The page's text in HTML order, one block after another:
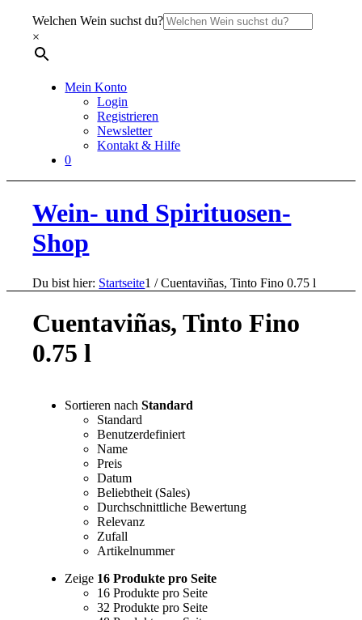
Welchen Wein suchst du?
×
Mein Konto
Login
Registrieren
Newsletter
Kontakt & Hilfe
0
Wein- und Spirituosen-
Shop
Du bist hier: Startseite1 / Cuentaviñas, Tinto Fino 0.75 l
Cuentaviñas, Tinto Fino
0.75 l
Sortieren nachStandard
Standard
Benutzerdefiniert
Name
Preis
Datum
Beliebtheit (Sales)
Durchschnittliche Bewertung
Relevanz
Zufall
Artikelnummer
Zeige 16 Produkte pro Seite
16 Produkte pro Seite
32 Produkte pro Seite